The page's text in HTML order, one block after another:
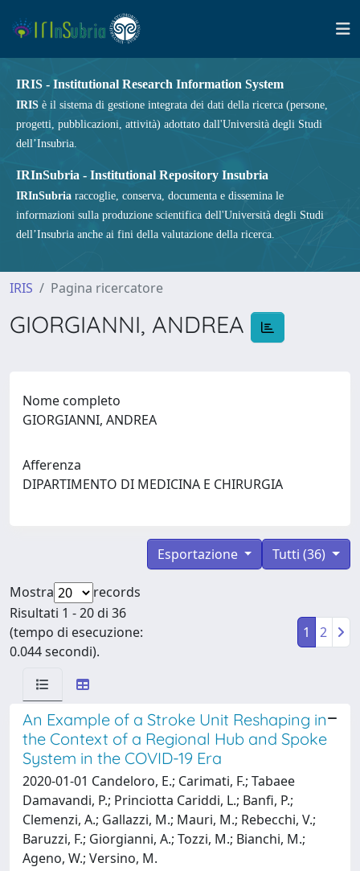
IRIS - Institutional Research Information System
IRIS è il sistema di gestione integrata dei dati della ricerca (persone,
progetti, pubblicazioni, attività) adottato dall'Università degli Studi
dell’Insubria.
IRInSubria - Institutional Repository Insubria
IRInSubria raccoglie, conserva, documenta e dissemina le
informazioni sulla produzione scientifica dell'Università degli Studi
dell’Insubria anche ai fini della valutazione della ricerca.
IRIS Pagina ricercatore
GIORGIANNI, ANDREA
Nome completo
GIORGIANNI, ANDREA
Afferenza
DIPARTIMENTO DI MEDICINA E CHIRURGIA
Tutti (36)
Esportazione
Mostra
records
Risultati 1 - 20 di 36
(tempo di esecuzione:
0.044 secondi).
1 2
An Example of a Stroke Unit Reshaping in
the Context of a Regional Hub and Spoke
System in the COVID-19 Era
2020-01-01 Candeloro, E.; Carimati, F.; Tabaee
Damavandi, P.; Princiotta Cariddi, L.; Banfi, P.;
Clemenzi, A.; Gallazzi, M.; Mauri, M.; Rebecchi, V.;
Baruzzi, F.; Giorgianni, A.; Tozzi, M.; Bianchi, M.;
Ageno, W.; Versino, M.